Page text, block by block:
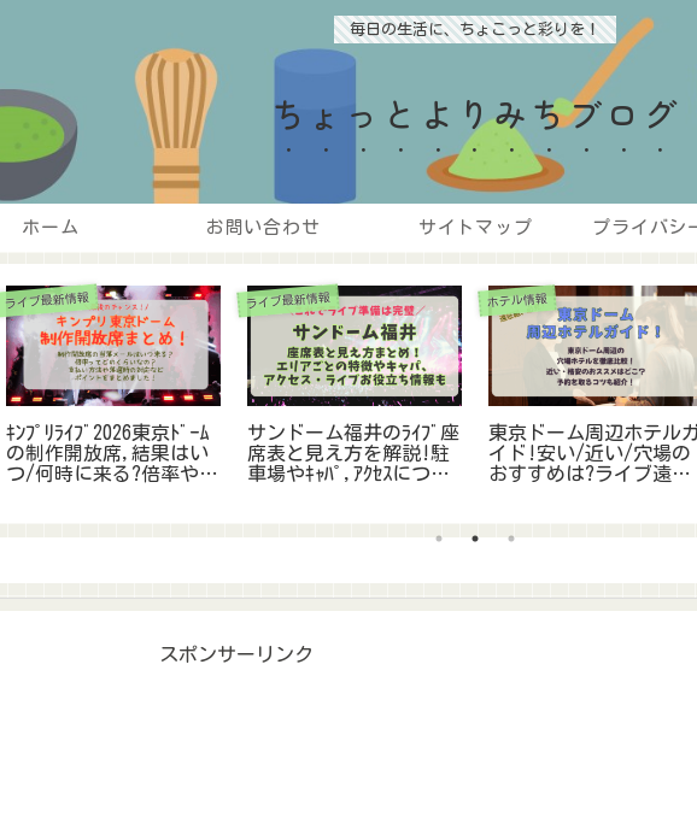
毎日の生活に、ちょこっと彩りを！
ちょっとよりみちブログ
ホーム お問い合わせ サイトマップ プライバシ
ライブ最新情報
ｷﾝﾌﾟﾘﾗｲﾌﾞ2026東京ﾄﾞｰﾑ
の制作開放席,結果はい
つ/何時に来る?倍率や支
ライブ最新情報
サンドーム福井のﾗｲﾌﾞ座
席表と見え方を解説!駐
車場やｷｬﾊﾟ,ｱｸｾｽについ
ホテル情報
東京ドーム周辺ホテル
イド!安い/近い/穴場の
おすすめは?ライブ遠征
スポンサーリンク